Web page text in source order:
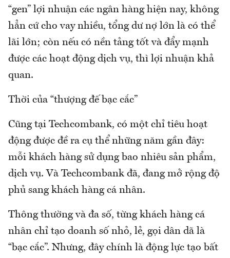
“gen” lợi nhuận các ngân hàng hiện nay, không
hẳn cứ cho vay nhiều, tổng dư nợ lớn là có thể
lãi lớn; còn nếu có nền tảng tốt và đẩy mạnh
được các hoạt động dịch vụ, thì lợi nhuận khả
quan.
Thời của “thượng đế bạc cắc”
Cũng tại Techcombank, có một chỉ tiêu hoạt
động được đề ra cụ thể những năm gần đây:
mỗi khách hàng sử dụng bao nhiêu sản phẩm,
dịch vụ. Và Techcombank đã, đang mở rộng độ
phủ sang khách hàng cá nhân.
Thông thường và đa số, từng khách hàng cá
nhân chỉ tạo doanh số nhỏ, lẻ, gọi dân dã là
“bạc cắc”. Nhưng, đây chính là động lực tạo bất